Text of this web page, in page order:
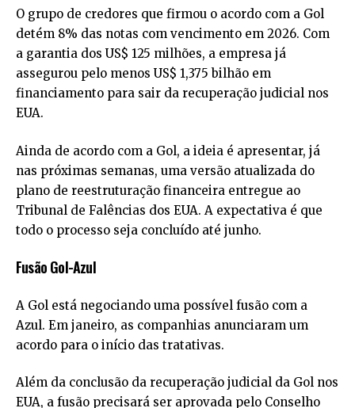
O grupo de credores que firmou o acordo com a Gol
detém 8% das notas com vencimento em 2026. Com
a garantia dos US$ 125 milhões, a empresa já
assegurou pelo menos US$ 1,375 bilhão em
financiamento para sair da recuperação judicial nos
EUA.
Ainda de acordo com a Gol, a ideia é apresentar, já
nas próximas semanas, uma versão atualizada do
plano de reestruturação financeira entregue ao
Tribunal de Falências dos EUA. A expectativa é que
todo o processo seja concluído até junho.
Fusão Gol-Azul
A Gol está negociando uma possível fusão com a
Azul. Em janeiro, as companhias anunciaram um
acordo para o início das tratativas.
Além da conclusão da recuperação judicial da Gol nos
EUA, a fusão precisará ser aprovada pelo Conselho